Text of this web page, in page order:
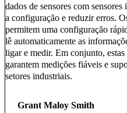
dados de sensores com
a configuração e reduzir erros.
permitem uma configuração
lê automaticamente as
ligar e medir. Em conjunto,
garantem medições fiáveis e
setores industriais.
Grant Maloy Smith